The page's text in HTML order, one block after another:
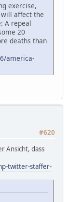
exercise,
affect the
A repeal
20
deaths than
america-
#620
Ansicht, dass
twitter-staffer-